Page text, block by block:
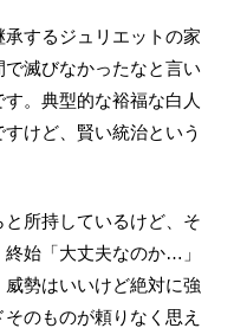
するジュリエットの家
滅びなかったなと言い
。典型的な裕福な白人
けど、賢い統治という
所持しているけど、そ
始「大丈夫なのか…」
勢はいいけど絶対に強
のものが頼りなく思え